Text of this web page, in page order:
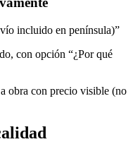
incluido en península)”
con opción “¿Por qué
obra con precio visible (no